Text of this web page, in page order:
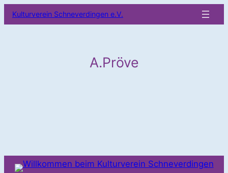
Inhalt
Kulturverein Schneverdingen e.V.
A.Pröve